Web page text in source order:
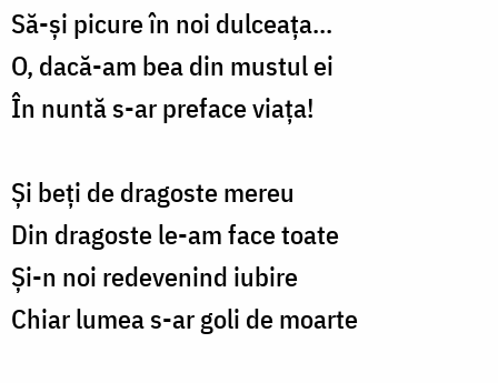
Să-și picure în noi dulceața...
O, dacă-am bea din mustul ei
În nuntă s-ar preface viața!
Și beți de dragoste mereu
Din dragoste le-am face toate
Și-n noi redevenind iubire
Chiar lumea s-ar goli de moarte